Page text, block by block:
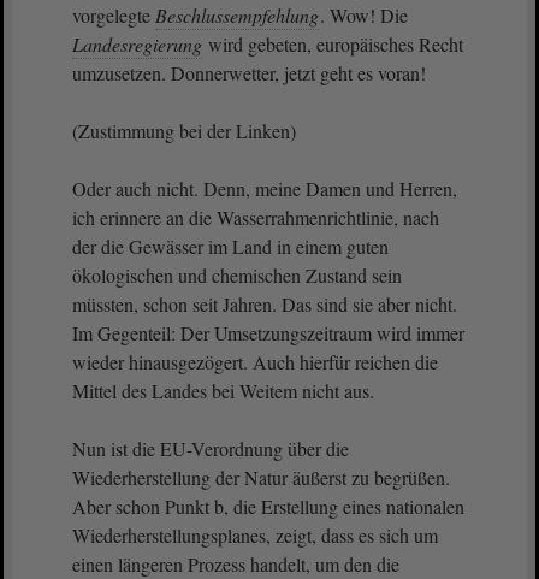
vorgelegte Beschlussempfehlung. Wow! Die
Landesregierung wird gebeten, europäisches Recht
umzusetzen. Donnerwetter, jetzt geht es voran!
(Zustimmung bei der Linken)
Oder auch nicht. Denn, meine Damen und Herren,
ich erinnere an die Wasserrahmenrichtlinie, nach
der die Gewässer im Land in einem guten
ökologischen und chemischen Zustand sein
müssten, schon seit Jahren. Das sind sie aber nicht.
Im Gegenteil: Der Umsetzungszeitraum wird immer
wieder hinausgezögert. Auch hierfür reichen die
Mittel des Landes bei Weitem nicht aus.
Nun ist die EU-Verordnung über die
Wiederherstellung der Natur äußerst zu begrüßen.
Aber schon Punkt b, die Erstellung eines nationalen
Wiederherstellungsplanes, zeigt, dass es sich um
einen längeren Prozess handelt, um den die